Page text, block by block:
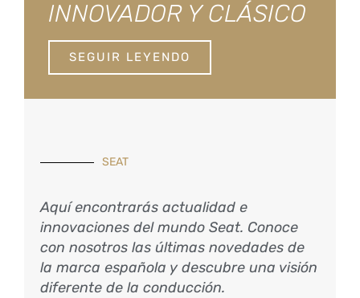
INNOVADOR Y CLÁSICO
SEGUIR LEYENDO
SEAT
Aquí encontrarás actualidad e
innovaciones del mundo Seat. Conoce
con nosotros las últimas novedades de
la marca española y descubre una visión
diferente de la conducción.